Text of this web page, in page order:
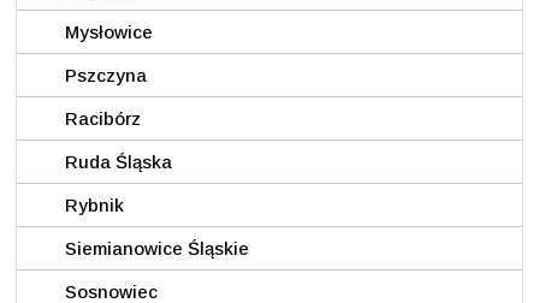
Mysłowice
Pszczyna
Racibórz
Ruda Śląska
Rybnik
Siemianowice Śląskie
Sosnowiec